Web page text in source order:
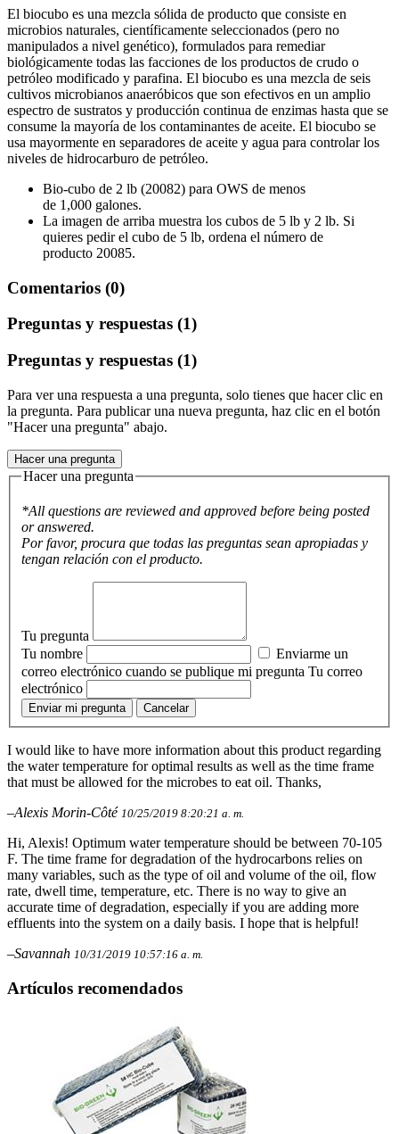
El biocubo es una mezcla sólida de producto que consiste en
microbios naturales, científicamente seleccionados (pero no
manipulados a nivel genético), formulados para remediar
biológicamente todas las facciones de los productos de crudo o
petróleo modificado y parafina. El biocubo es una mezcla de seis
cultivos microbianos anaeróbicos que son efectivos en un amplio
espectro de sustratos y producción continua de enzimas hasta que se
consume la mayoría de los contaminantes de aceite. El biocubo se
usa mayormente en separadores de aceite y agua para controlar los
niveles de hidrocarburo de petróleo.
Bio-cubo de 2 lb (20082) para OWS de menos
de 1,000 galones.
La imagen de arriba muestra los cubos de 5 lb y 2 lb. Si
quieres pedir el cubo de 5 lb, ordena el número de
producto 20085.
Comentarios (0)
Preguntas y respuestas (1)
Preguntas y respuestas (1)
Para ver una respuesta a una pregunta, solo tienes que hacer clic en
la pregunta. Para publicar una nueva pregunta, haz clic en el botón
"Hacer una pregunta" abajo.
Hacer una pregunta
Hacer una pregunta
*All questions are reviewed and approved before being posted
or answered.
Por favor, procura que todas las preguntas sean apropiadas y
tengan relación con el producto.
Tu pregunta
Tu nombre
Enviarme un
correo electrónico cuando se publique mi pregunta Tu correo
electrónico
Enviar mi pregunta Cancelar
I would like to have more information about this product regarding
the water temperature for optimal results as well as the time frame
that must be allowed for the microbes to eat oil. Thanks,
–Alexis Morin-Côté 10/25/2019 8:20:21 a. m.
Hi, Alexis! Optimum water temperature should be between 70-105
F. The time frame for degradation of the hydrocarbons relies on
many variables, such as the type of oil and volume of the oil, flow
rate, dwell time, temperature, etc. There is no way to give an
accurate time of degradation, especially if you are adding more
effluents into the system on a daily basis. I hope that is helpful!
–Savannah 10/31/2019 10:57:16 a. m.
Artículos recomendados